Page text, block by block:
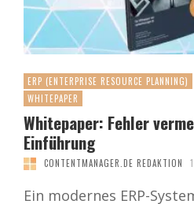
ERP (ENTERPRISE RESOURCE PLANNING)
WHITEPAPER
Whitepaper: Fehler
Einführung
CONTENTMANAGER.DE REDAKTION
Ein modernes ERP-